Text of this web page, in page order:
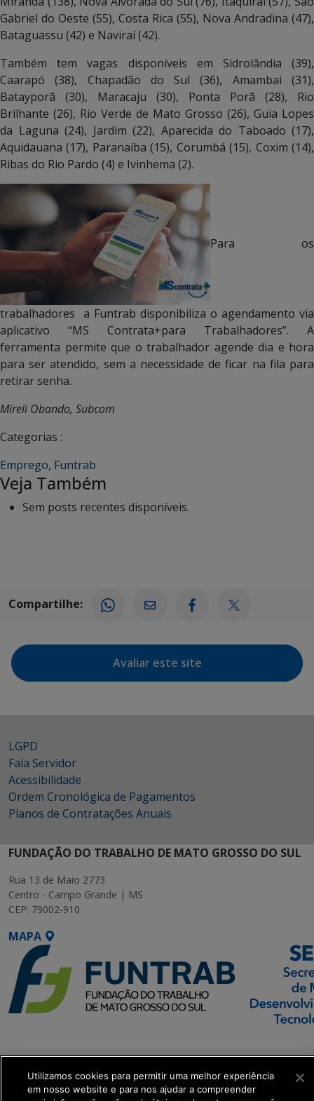
Gabriel do Oeste (55), Costa Rica (55), Nova Andradina (47),
Bataguassu (42) e Naviraí (42).
Também tem vagas disponíveis em Sidrolândia (39),
Caarapó (38), Chapadão do Sul (36), Amambai (31),
Batayporã (30), Maracaju (30), Ponta Porã (28), Rio
Brilhante (26), Rio Verde de Mato Grosso (26), Guia Lopes
da Laguna (24), Jardim (22), Aparecida do Taboado (17),
Aquidauana (17), Paranaíba (15), Corumbá (15), Coxim (14),
Ribas do Rio Pardo (4) e Ivinhema (2).
Para os
trabalhadores a Funtrab disponibiliza o agendamento via
aplicativo “MS Contrata+para Trabalhadores”. A
ferramenta permite que o trabalhador agende dia e hora
para ser atendido, sem a necessidade de ficar na fila para
retirar senha.
Mireli Obando, Subcom
Categorias :
Emprego, Funtrab
Veja Também
Sem posts recentes disponíveis.
Compartilhe:
Avaliar este site
LGPD
Fala Servidor
Acessibilidade
Ordem Cronológica de Pagamentos
Planos de Contratações Anuais
FUNDAÇÃO DO TRABALHO DE MATO GROSSO DO SUL
Rua 13 de Maio 2773
Centro - Campo Grande | MS
CEP: 79002-910
MAPA
Executiva de
Transformação Digital
Utilizamos cookies para permitir uma melhor experiência
em nosso website e para nos ajudar a compreender